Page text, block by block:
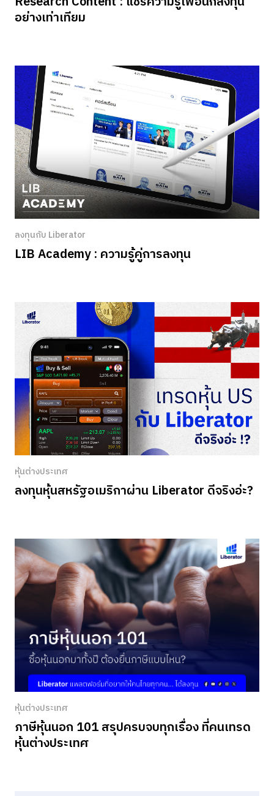
อย่างเท่าเทียม
ลงทุนกับ Liberator
LIB Academy : ความรู้คู่การลงทุน
หุ้นต่างประเทศ
ลงทุนหุ้นสหรัฐอเมริกาผ่าน Liberator ดีจริงอ่ะ?
หุ้นต่างประเทศ
ภาษีหุ้นนอก 101 สรุปครบจบทุกเรื่อง ที่คนเทรด
หุ้นต่างประเทศ